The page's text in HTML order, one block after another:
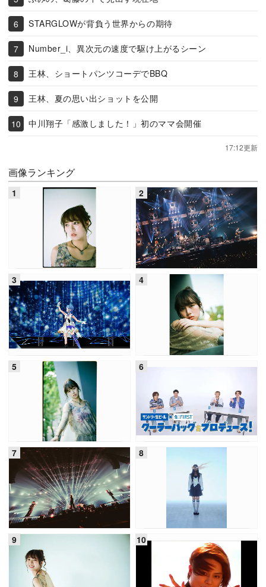
STARGLOWが背負う世界からの期待
Number_i、異次元の速度で駆け上がるシーン
王林、ショートパンツコーデでBBQ
王林、夏の思い出ショットを公開
中川翔子「感激しました！」初のママ会開催
17:12更新
画像ランキング